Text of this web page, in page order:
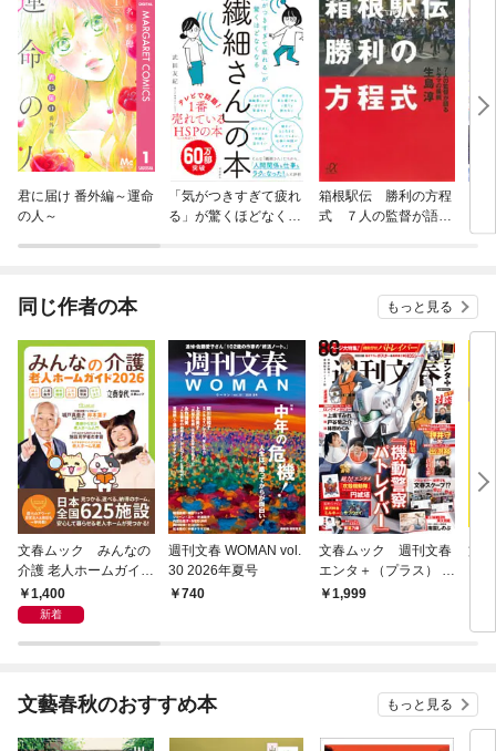
君に届け 番外編～運命
の人～
「気がつきすぎて疲れ
る」が驚くほどなくな
箱根駅伝 勝利の方程
式 ７人の監督が語る
ラ
同じ作者の本 もっと見る
文春ムック みんなの
介護 老人ホームガイド
2026
1,400
新着
週刊文春 WOMAN vol.
30 2026年夏号
740
文春ムック 週刊文春
エンタ＋（プラス） 特
集『機動警察パトレイ
1,999
文
文藝春秋のおすすめ本 もっと見る